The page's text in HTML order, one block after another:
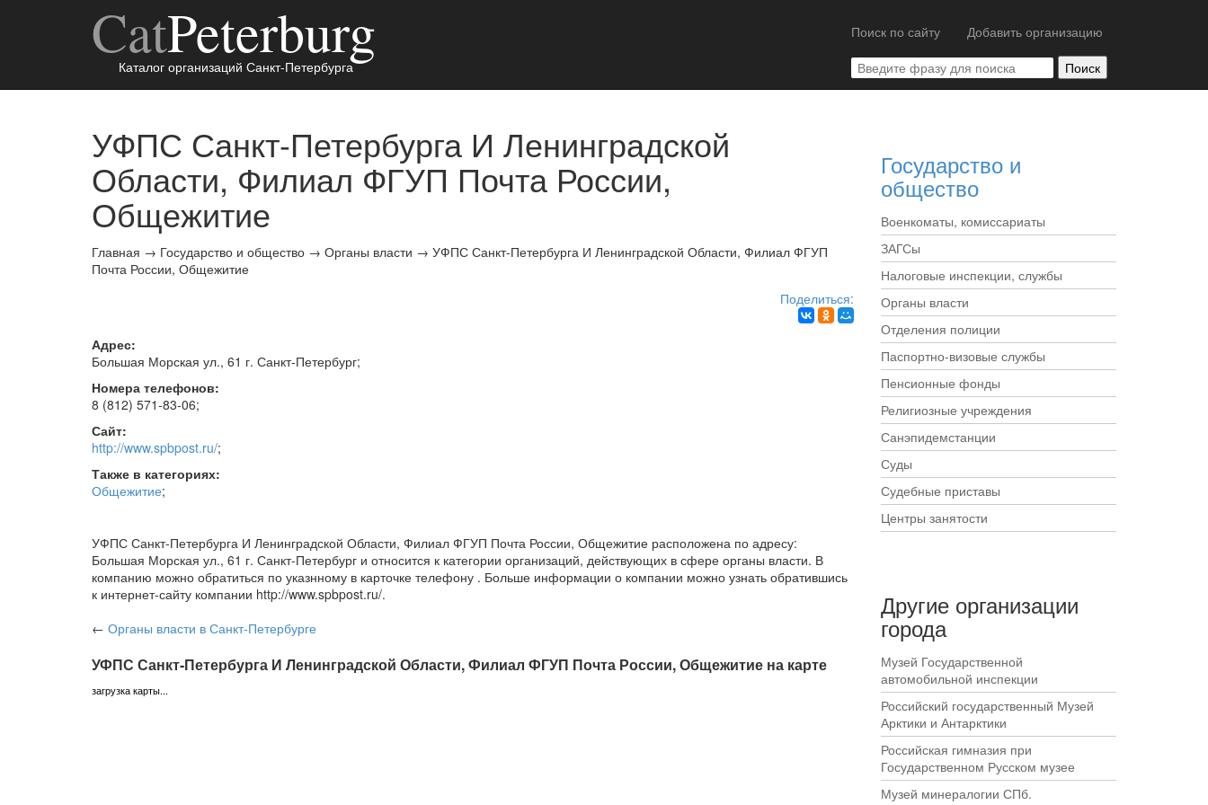
CatPeterburg
Каталог организаций Санкт-Петербурга
Поиск по сайту Добавить организацию
УФПС Санкт-Петербурга И Ленинградской
Области, Филиал ФГУП Почта России,
Общежитие
Главная → Государство и общество → Органы власти → УФПС Санкт-Петербурга И Ленинградской Области, Филиал ФГУП
Почта России, Общежитие
Поделиться:
Адрес:
Большая Морская ул., 61 г. Санкт-Петербург;
Номера телефонов:
8 (812) 571-83-06;
Сайт:
http://www.spbpost.ru/;
Также в категориях:
Общежитие;
УФПС Санкт-Петербурга И Ленинградской Области, Филиал ФГУП Почта России, Общежитие расположена по адресу:
Большая Морская ул., 61 г. Санкт-Петербург и относится к категории организаций, действующих в сфере органы власти. В
компанию можно обратиться по указнному в карточке телефону . Больше информации о компании можно узнать обратившись
к интернет-сайту компании http://www.spbpost.ru/.
← Органы власти в Санкт-Петербурге
УФПС Санкт-Петербурга И Ленинградской Области, Филиал ФГУП Почта России, Общежитие на карте
загрузка карты...
Государство и
общество
Военкоматы, комиссариаты
ЗАГСы
Налоговые инспекции, службы
Органы власти
Отделения полиции
Паспортно-визовые службы
Пенсионные фонды
Религиозные учреждения
Санэпидемстанции
Суды
Судебные приставы
Центры занятости
Другие организации
города
Музей Государственной
автомобильной инспекции
Российский государственный Музей
Арктики и Антарктики
Российская гимназия при
Государственном Русском музее
Музей минералогии СПб.